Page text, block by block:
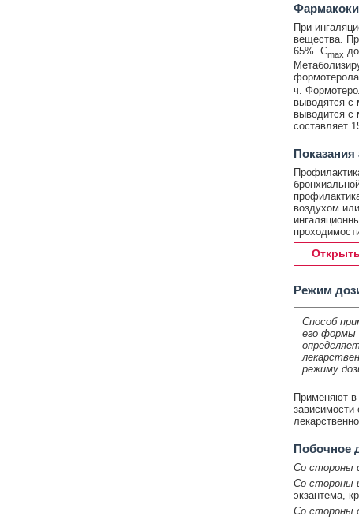
При
вещества.
65%. Cmax
ч.
выводятся с
выводится с
составляет
воздухом
Режим
Способ
его формы
режиму
Применяют в
зависимости
Побочное
Со стороны
Со стороны
экзантема,
Со стороны